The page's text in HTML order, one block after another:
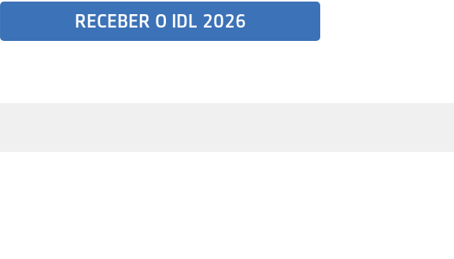
RECEBER O IDL 2026